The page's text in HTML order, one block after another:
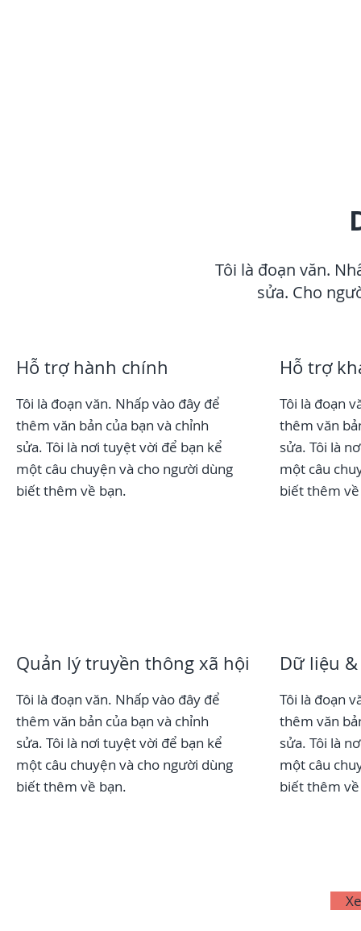
Tôi là đoạn văn.
sửa. Cho
Hỗ trợ hành chính
Tôi là đoạn văn. Nhấp vào đây để
thêm văn bản của bạn và chỉnh
sửa. Tôi là nơi tuyệt vời để bạn kể
một câu chuyện và cho người dùng
biết thêm về bạn.
Hỗ trợ
Tôi là đoạn
thêm văn
sửa. Tôi là
một câu
biết thêm
Quản lý truyền thông xã hội
Tôi là đoạn văn. Nhấp vào đây để
thêm văn bản của bạn và chỉnh
sửa. Tôi là nơi tuyệt vời để bạn kể
một câu chuyện và cho người dùng
biết thêm về bạn.
Dữ liệu
Tôi là đoạn
thêm văn
sửa. Tôi là
một câu
biết thêm